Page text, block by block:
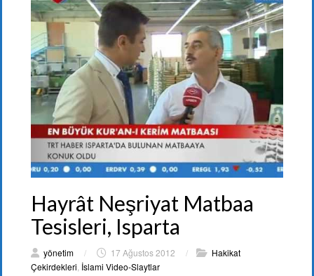
Hayrât Neşriyat Matbaa
Tesisleri, Isparta
yönetim / 17 Ağustos 2012 /
Hakikat
Çekirdekleri İslami Video-Slaytlar